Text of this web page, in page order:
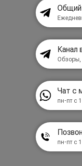
Общий
Канал
Обзоры,
Чат с
пн-пт с
пн-пт с